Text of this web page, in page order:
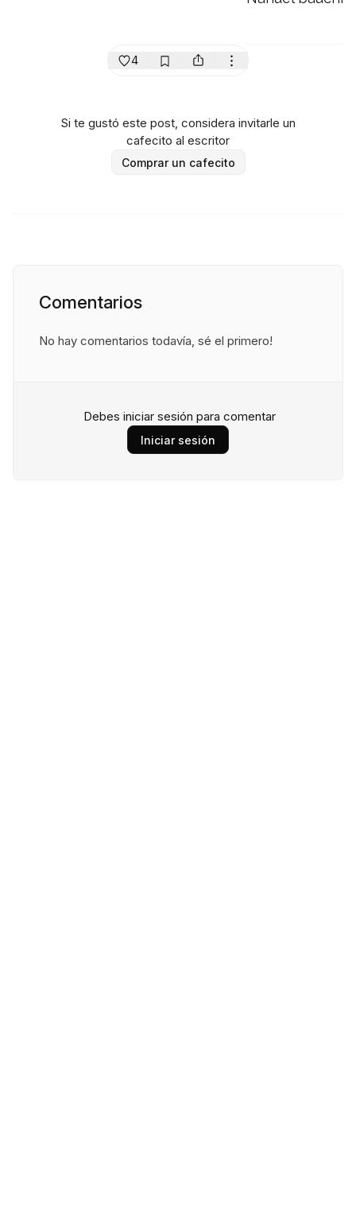
4
Si te gustó este post, considera invitarle un
cafecito al escritor
Comprar un cafecito
Comentarios
No hay comentarios todavía, sé el primero!
Debes iniciar sesión para comentar
Iniciar sesión